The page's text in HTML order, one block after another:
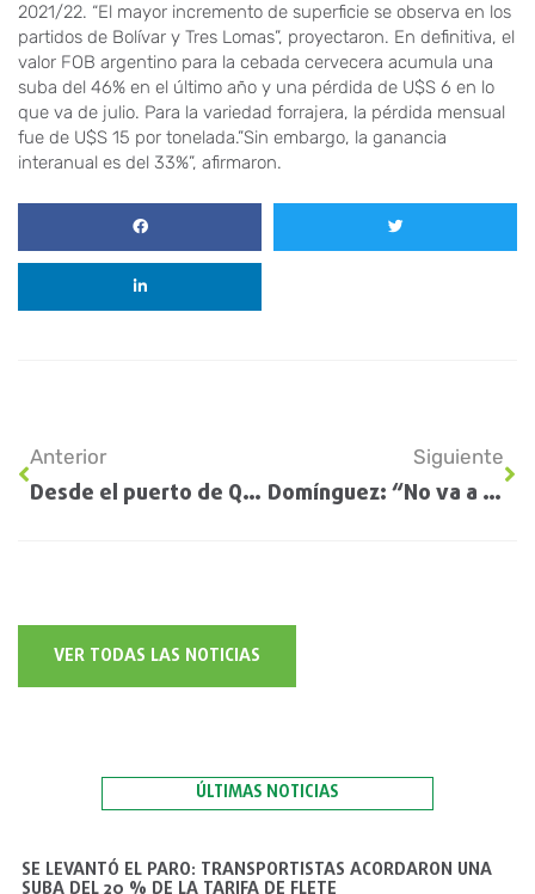
2021/22. “El mayor incremento de superficie se observa en los
partidos de Bolívar y Tres Lomas”, proyectaron. En definitiva, el
valor FOB argentino para la cebada cervecera acumula una
suba del 46% en el último año y una pérdida de U$S 6 en lo
que va de julio. Para la variedad forrajera, la pérdida mensual
fue de U$S 15 por tonelada.”Sin embargo, la ganancia
interanual es del 33%”, afirmaron.
Anterior
Desde el puerto de Quequén ya se exportaron más de 4,5 millones de toneladas de granos
Siguiente
Domínguez: “No va a haber devaluación ni baja de retenciones”
VER TODAS LAS NOTICIAS
ÚLTIMAS NOTICIAS
SE LEVANTÓ EL PARO: TRANSPORTISTAS ACORDARON UNA